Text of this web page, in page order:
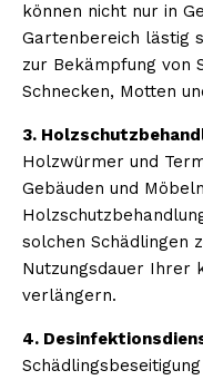
können nicht nur in
Gartenbereich lästig
zur Bekämpfung von
Schnecken, Motten
3.
Holzwürmer und
Gebäuden und
solchen Schädlingen
Nutzungsdauer Ihrer
verlängern.
4.